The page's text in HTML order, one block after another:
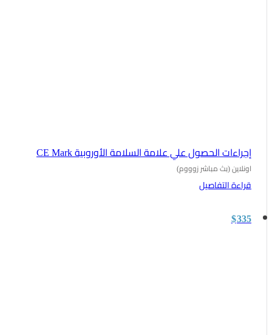
إجراءات الحصول علي علامة السلامة الأوروبية CE Mark
اونلاين (بث مباشر زوووم)
قراءة التفاصيل
$335